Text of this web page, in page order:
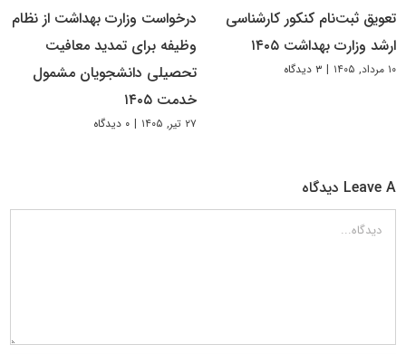
تعویق ثبت‌نام کنکور کارشناسی
ارشد وزارت بهداشت ۱۴۰۵
۱۰ مرداد, ۱۴۰۵ | ۳ دیدگاه
درخواست وزارت بهداشت از نظام
وظیفه برای تمدید معافیت
تحصیلی دانشجویان مشمول
خدمت ۱۴۰۵
۲۷ تیر, ۱۴۰۵ | ۰ دیدگاه
Leave A دیدگاه
دیدگاه